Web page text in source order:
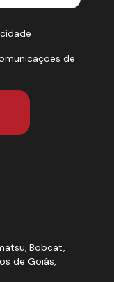
de
Bobcat,
de Goiás,